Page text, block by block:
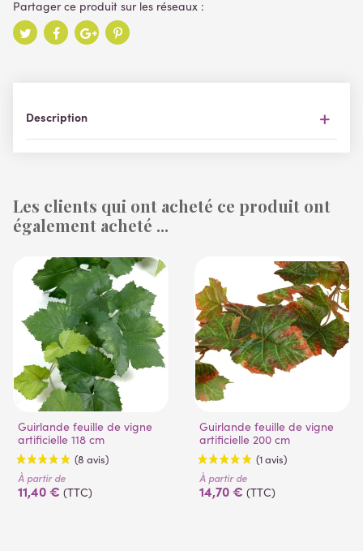
Description
Les clients qui ont acheté ce produit ont
également acheté ...
Guirlande feuille de vigne
artificielle 118 cm
À partir de
11,40 € (TTC)
Guirlande feuille de vigne
artificielle 200 cm
À partir de
14,70 € (TTC)